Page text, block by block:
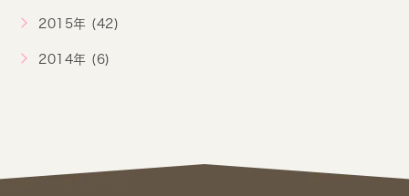
2015年 (42)
2014年 (6)